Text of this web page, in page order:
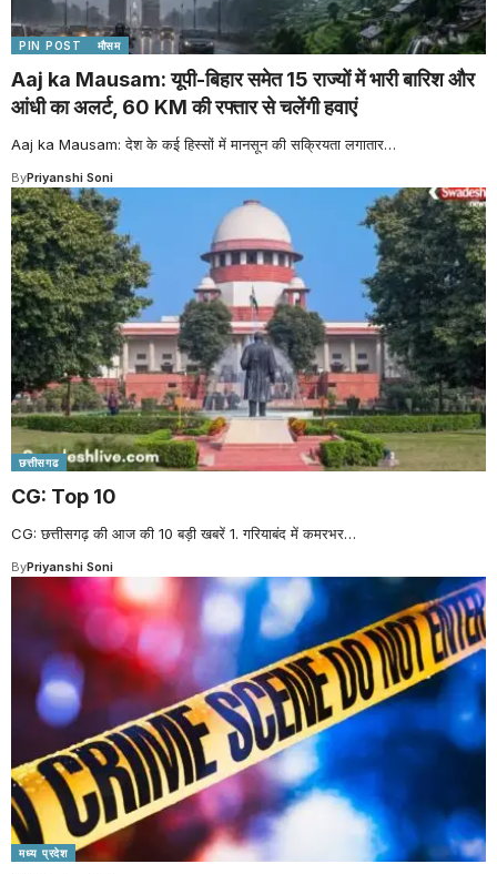
PIN POST मौसम
Aaj ka Mausam: यूपी-बिहार समेत 15 राज्यों में भारी बारिश और
आंधी का अलर्ट, 60 KM की रफ्तार से चलेंगी हवाएं
Aaj ka Mausam: देश के कई हिस्सों में मानसून की सक्रियता लगातार…
ByPriyanshi Soni
छत्तीसगढ
CG: Top 10
CG: छत्तीसगढ़ की आज की 10 बड़ी खबरें 1. गरियाबंद में कमरभर…
ByPriyanshi Soni
मध्य प्रदेश